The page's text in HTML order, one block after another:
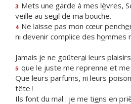
3 Mets une garde à mes lèvres,
veille au seuil de ma bouche.
4 Ne laisse pas mon cœur penche
ni devenir complice des hommes
Jamais je ne goûterai leurs
5 que le juste me reprenne et
Que leurs parfums, ni leurs
tête !
Ils font du mal : je me tiens en